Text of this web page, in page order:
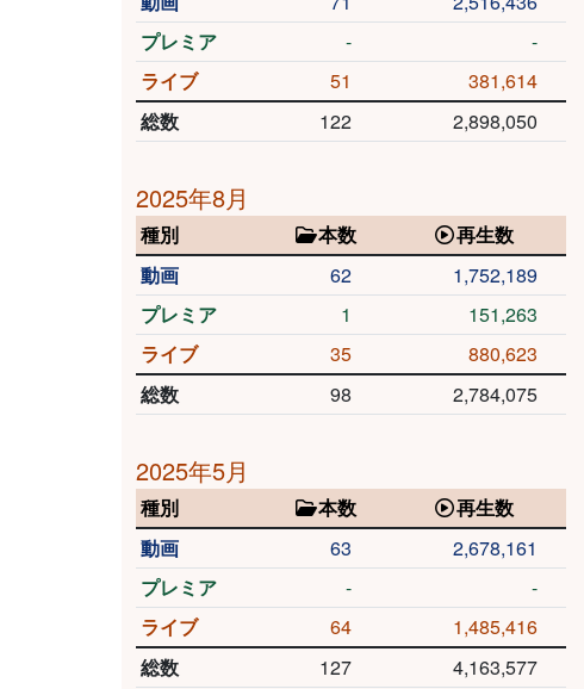
プレミア
-
-
ライブ
51
381,614
総数
122 2,898,050
2025年8月
種別 本数
再生数
動画
62
1,752,189
プレミア
1
151,263
ライブ
35
880,623
総数
98 2,784,075
2025年5月
種別 本数
再生数
動画
63
2,678,161
プレミア
-
-
ライブ
64
1,485,416
総数
127 4,163,577